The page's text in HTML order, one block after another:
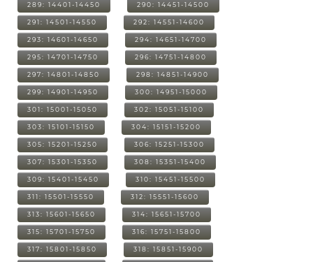
289: 14401-14450 290: 14451-14500
291: 14501-14550 292: 14551-14600
293: 14601-14650 294: 14651-14700
295: 14701-14750 296: 14751-14800
297: 14801-14850 298: 14851-14900
299: 14901-14950 300: 14951-15000
301: 15001-15050 302: 15051-15100
303: 15101-15150 304: 15151-15200
305: 15201-15250 306: 15251-15300
307: 15301-15350 308: 15351-15400
309: 15401-15450 310: 15451-15500
311: 15501-15550 312: 15551-15600
313: 15601-15650 314: 15651-15700
315: 15701-15750 316: 15751-15800
317: 15801-15850 318: 15851-15900